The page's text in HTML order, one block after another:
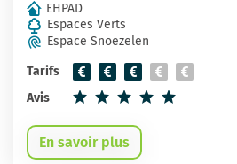
EHPAD
Espaces Verts
Espace Snoezelen
Tarifs
Avis
En savoir plus